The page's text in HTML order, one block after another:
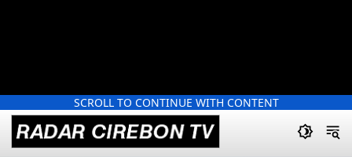
SCROLL TO CONTINUE WITH CONTENT